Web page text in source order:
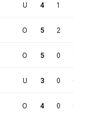
U 4 1
O 5 2
O 5 0
U 3 0 0
O 4 0 0